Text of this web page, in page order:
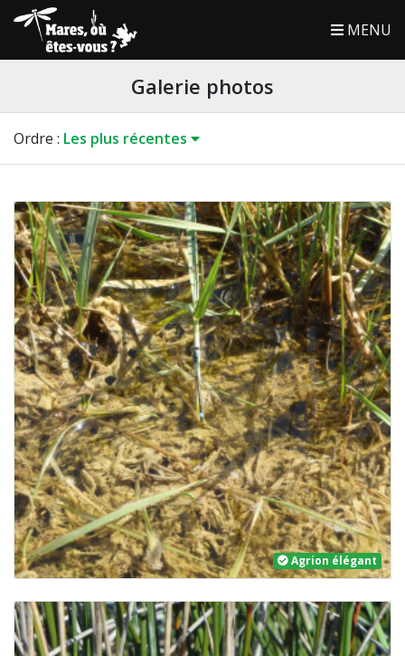
MENU
Galerie photos
Ordre : Les plus récentes
Agrion élégant